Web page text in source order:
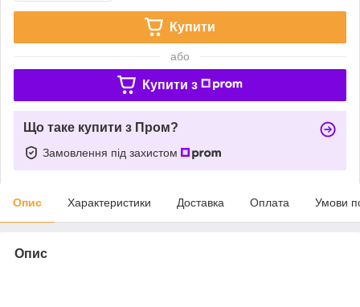
Купити
або
Купити з
Що таке купити з Пром?
Замовлення під захистом
Опис Характеристики Доставка Оплата Умови
Опис